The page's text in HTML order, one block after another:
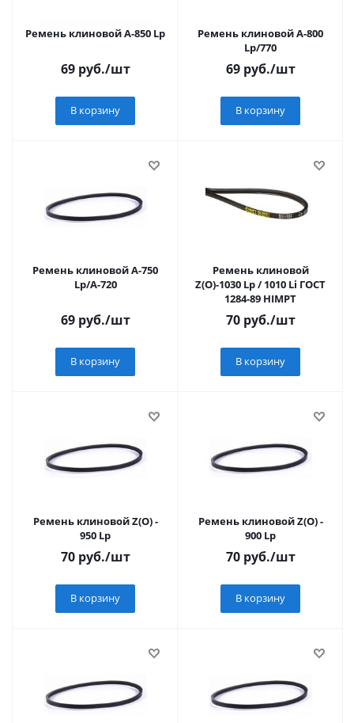
Ремень клиновой А-850 Lp
69руб./шт
В корзину
Ремень клиновой А-800
Lp/770
69руб./шт
В корзину
Ремень клиновой А-750
Lp/А-720
69руб./шт
В корзину
Ремень клиновой
Z(O)-1030 Lp / 1010 Li ГОСТ
1284-89 HIMPT
70руб./шт
В корзину
Ремень клиновой Z(О) -
950 Lp
70руб./шт
В корзину
Ремень клиновой Z(О) -
900 Lp
70руб./шт
В корзину